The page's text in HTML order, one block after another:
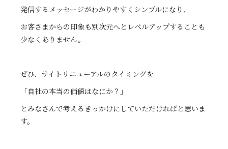
発信するメッセージがわかりやすくシンプルになり、
お客さまからの印象も別次元へとレベルアップすることも
少なくありません。
ぜひ、サイトリニューアルのタイミングを
「自社の本当の価値はなにか？」
とみなさんで考えるきっかけにしていただければと思いま
す。